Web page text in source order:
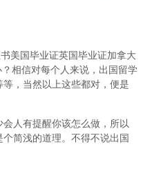
美国毕业证英国毕业证加拿大
相信对每个人来说，出国留学
，当然以上这些都对，便是
人有提醒你该怎么做，所以
简浅的道理。不得不说出国